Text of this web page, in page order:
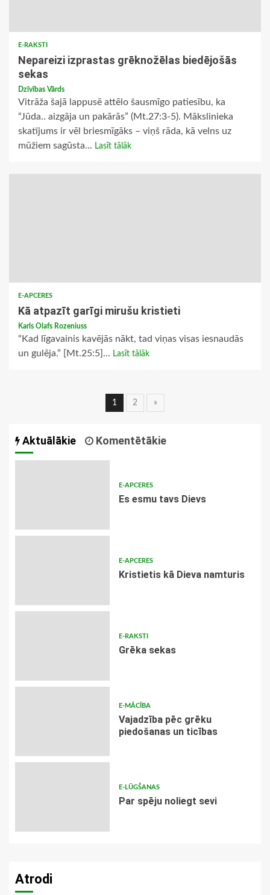
E-RAKSTI
Nepareizi izprastas grēknožēlas biedējošās
sekas
Dzīvības Vārds
Vitrāža šajā lappusē attēlo šausmīgo patiesību, ka
“Jūda.. aizgāja un pakārās” (Mt.27:3-5). Mākslinieka
skatījums ir vēl briesmīgāks – viņš rāda, kā velns uz
mūžiem sagūsta... Lasīt tālāk
E-APCERES
Kā atpazīt garīgi mirušu kristieti
Karls Olafs Rozeniuss
“Kad līgavainis kavējās nākt, tad viņas visas iesnaudās
un gulēja.” [Mt.25:5]... Lasīt tālāk
Ziņu
1 2 »
Aktuālākie Komentētākie
E-APCERES
Es esmu tavs Dievs
E-APCERES
Kristietis kā Dieva namturis
E-RAKSTI
Grēka sekas
E-MĀCĪBA
Vajadzība pēc grēku
piedošanas un ticības
E-LŪGŠANAS
Par spēju noliegt sevi
Atrodi